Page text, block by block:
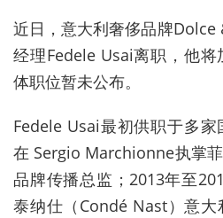
近日，意大利奢侈品牌
经理Fedele Usai离职，他
体职位暂未公布。
Fedele Usai最初供职于多
在 Sergio Marchionne执掌
品牌传播总监；2013年至
泰纳仕（Condé Nast）意